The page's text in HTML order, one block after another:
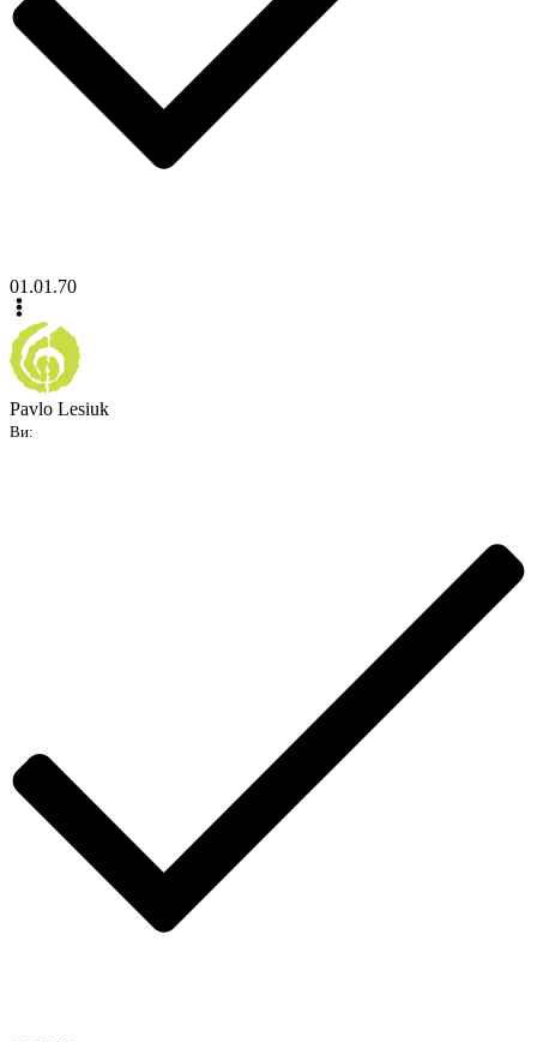
01.01.70
Pavlo Lesiuk
Ви: